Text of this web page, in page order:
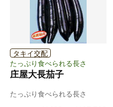
タキイ交配
たっぷり食べられる長さ
庄屋大長茄子
たっぷり食べられる長さ